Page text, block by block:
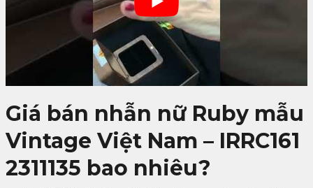
Giá bán nhẫn nữ Ruby mẫu
Vintage Việt Nam – IRRC161
2311135 bao nhiêu?